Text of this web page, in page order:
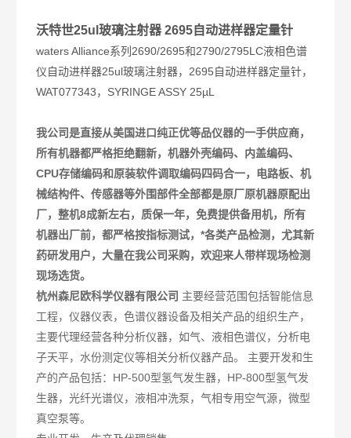
沃特世25ul玻璃注射器 2695自动进样器定量针
waters Alliance系列2690/2695和2790/2795LC液相色谱
仪自动进样器25ul玻璃注射器，2695自动进样器定量针，
WAT077343，SYRINGE ASSY 25µL
我公司是直接从美国进口纯正优等品仪器的一手供应商，
所有机器都严格拒绝翻新，机器外壳编码、内盖编码、
CPU存储编码和原装软件调取编码四码合一，电路板、机
械结构件、传感器等外围部件全部都是原厂原机器原配出
厂，整机8成新左右，质保一年，免费提供备用机，所有
机器出厂前，都严格按指标测试，*各类产品检测，尤其新
药研发用户，大量在我公司采购，欢迎来人带样现场检测
现场选货。
杭州森尼欧科学仪器有限公司 主要经营范围包括智能信息
工程，仪器仪表，色谱仪器设备及相关产品的组织生产，
主要代理经营各种分析仪器，如气、液相色谱仪，分析电
子天平，水份测定仪等相关分析仪器产品。 主要开发和生
产的产品包括：HP-500型氢气发生器，HP-800型氢气发
生器，光纤光谱仪，液相冲洗泵，气相专用空气源，微型
真空泵等。